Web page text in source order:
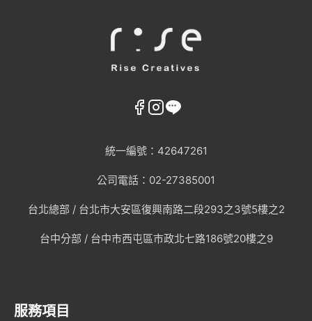
統一編號：42647261
公司電話：02-27385001
台北總部 / 台北市大安區復興南路二段293之3號5樓之2
台中分部 / 台中市西屯區市政北七路186號20樓之9
服務項目